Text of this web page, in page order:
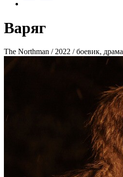
Варяг
The Northman / 2022 / боевик, драма